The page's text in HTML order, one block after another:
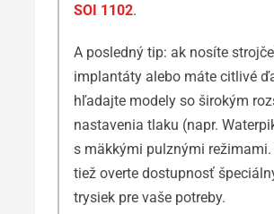
SOI 1102.
A posledný tip: ak nosíte
implantáty alebo máte citlivé
hľadajte modely so širokým
nastavenia tlaku (napr.
s mäkkými pulznými režimami.
tiež overte dostupnosť
trysiek pre vaše potreby.